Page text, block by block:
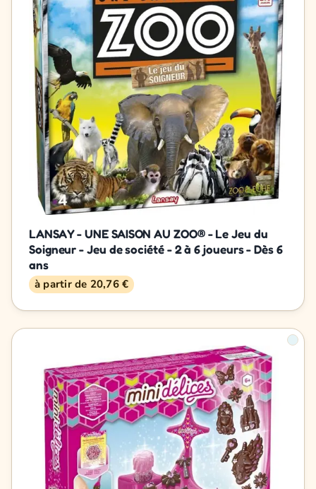
LANSAY - UNE SAISON AU ZOO® - Le Jeu du
Soigneur - Jeu de société - 2 à 6 joueurs - Dès 6
ans
à partir de 20,76 €